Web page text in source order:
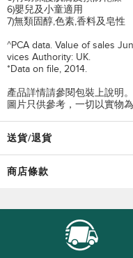
6)嬰兒及小童適用
7)無類固醇,色素,香料及皂性
^PCA data. Value of sales
vices Authority: UK.
*Data on file, 2014.
產品詳情請參閱包裝上說明。
圖片只供參考，一切以實物為
送貨/退貨
商店條款